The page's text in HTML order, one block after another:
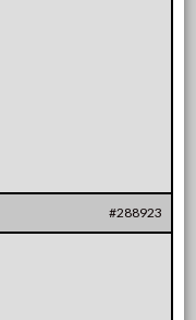
#288923